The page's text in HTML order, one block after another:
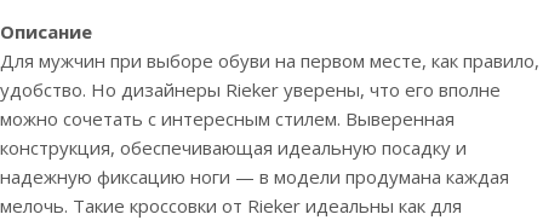
Описание
Для мужчин при выборе обуви на первом месте, как правило,
удобство. Но дизайнеры Rieker уверены, что его вполне
можно сочетать с интересным стилем. Выверенная
конструкция, обеспечивающая идеальную посадку и
надежную фиксацию ноги — в модели продумана каждая
мелочь. Такие кроссовки от Rieker идеальны как для